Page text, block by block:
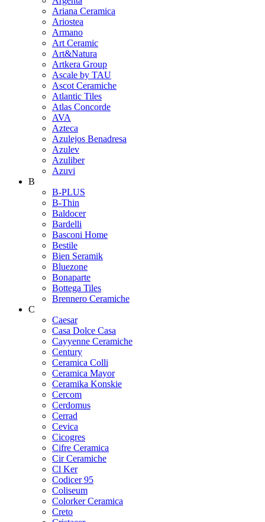
Ariana Ceramica
Ariostea
Armano
Art Ceramic
Art&Natura
Artkera Group
Ascale by TAU
Ascot Ceramiche
Atlantic Tiles
Atlas Concorde
AVA
Azteca
Azulejos Benadresa
Azulev
Azuliber
Azuvi
B
B-PLUS
B-Thin
Baldocer
Bardelli
Basconi Home
Bestile
Bien Seramik
Bluezone
Bonaparte
Bottega Tiles
Brennero Ceramiche
C
Caesar
Casa Dolce Casa
Cayyenne Ceramiche
Century
Ceramica Colli
Ceramica Mayor
Ceramika Konskie
Cercom
Cerdomus
Cerrad
Cevica
Cicogres
Cifre Ceramica
Cir Ceramiche
Cl Ker
Codicer 95
Coliseum
Colorker Ceramica
Creto